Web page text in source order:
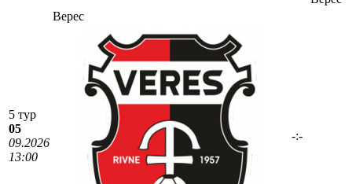
5 тур
05
09.2026
13:00
Верес
-:-